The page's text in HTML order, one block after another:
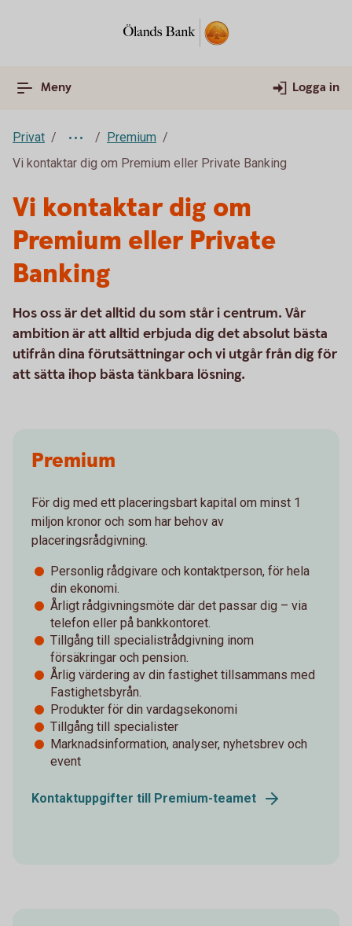
Meny Logga in
Privat
Premium
Vi kontaktar dig om Premium eller Private Banking
Vi kontaktar dig om
Premium eller Private
Banking
Hos oss är det alltid du som står i centrum. Vår
ambition är att alltid erbjuda dig det absolut bästa
utifrån dina förutsättningar och vi utgår från dig för
att sätta ihop bästa tänkbara lösning.
Premium
För dig med ett placeringsbart kapital om minst 1
miljon kronor och som har behov av
placeringsrådgivning.
Personlig rådgivare och kontaktperson, för hela
din ekonomi.
Årligt rådgivningsmöte där det passar dig – via
telefon eller på bankkontoret.
Tillgång till specialistrådgivning inom
försäkringar och pension.
Årlig värdering av din fastighet tillsammans med
Fastighetsbyrån.
Produkter för din vardagsekonomi
Tillgång till specialister
Marknadsinformation, analyser, nyhetsbrev och
event
Kontaktuppgifter till Premium-teamet